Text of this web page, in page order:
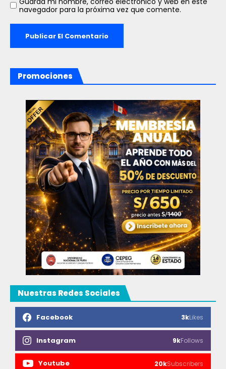
navegador para la próxima vez que comente.
Promociones
Nuestras Redes Sociales
Facebook 3kLikes
Instagram 9kFollows
Youtube 20kSubscribers